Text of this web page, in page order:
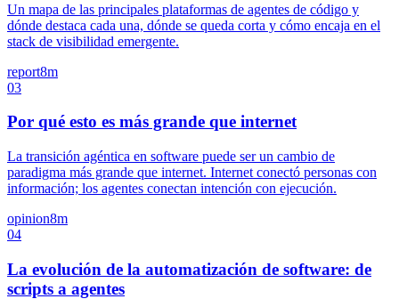
Un mapa de las principales plataformas de agentes de código y
dónde destaca cada una, dónde se queda corta y cómo encaja en el
stack de visibilidad emergente.
report8m
03
Por qué esto es más grande que internet
La transición agéntica en software puede ser un cambio de
paradigma más grande que internet. Internet conectó personas con
información; los agentes conectan intención con ejecución.
opinion8m
04
La evolución de la automatización de software: de
scripts a agentes